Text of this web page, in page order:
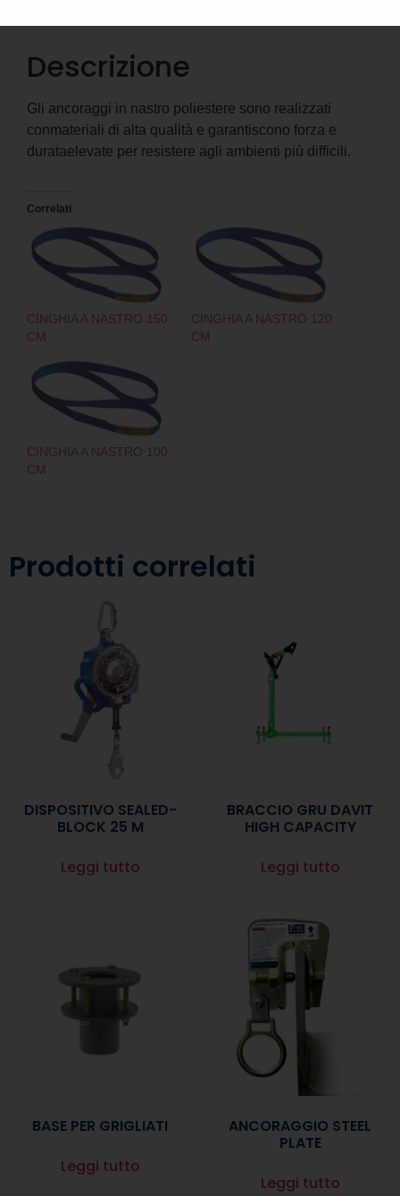
Descrizione
Gli ancoraggi in nastro poliestere sono realizzati
conmateriali di alta qualità e garantiscono forza e
durataelevate per resistere agli ambienti più difficili.
Correlati
CINGHIA A NASTRO 150
CM
CINGHIA A NASTRO 120
CM
CINGHIA A NASTRO 100
CM
Prodotti correlati
DISPOSITIVO SEALED-
BLOCK 25 M
Leggi tutto
BRACCIO GRU DAVIT
HIGH CAPACITY
Leggi tutto
BASE PER GRIGLIATI
Leggi tutto
ANCORAGGIO STEEL
PLATE
Leggi tutto